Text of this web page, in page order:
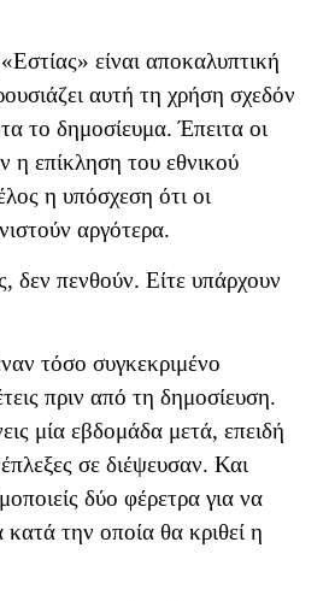
είναι αποκαλυπτική
αυτή τη χρήση σχεδόν
το δημοσίευμα. Έπειτα οι
η επίκληση του εθνικού
η υπόσχεση ότι οι
αργότερα.
δεν πενθούν. Είτε υπάρχουν
τόσο συγκεκριμένο
πριν από τη δημοσίευση.
μία εβδομάδα μετά, επειδή
σε διέψευσαν. Και
δύο φέρετρα για να
κατά την οποία θα κριθεί η